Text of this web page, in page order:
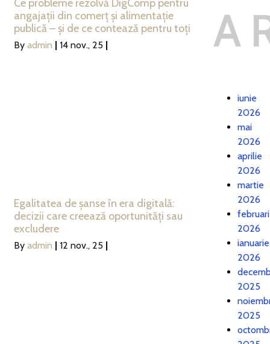
Ce probleme rezolvă DigComp pentru
angajații din comerț și alimentație
publică – și de ce contează pentru toți
By admin | 14 nov., 25 |
Egalitatea de șanse în era digitală:
decizii care creează oportunități sau
excludere
By admin | 12 nov., 25 |
iunie
2026
mai
2026
aprilie
2026
martie
2026
2026
ianuarie
2026
2025
2025